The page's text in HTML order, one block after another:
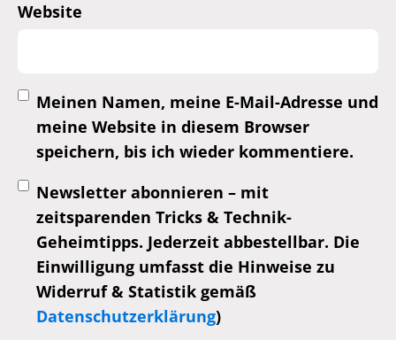
Website
Meinen Namen, meine E-Mail-Adresse und
meine Website in diesem Browser
speichern, bis ich wieder kommentiere.
Newsletter abonnieren – mit
zeitsparenden Tricks & Technik-
Geheimtipps. Jederzeit abbestellbar. Die
Einwilligung umfasst die Hinweise zu
Widerruf & Statistik gemäß
Datenschutzerklärung)